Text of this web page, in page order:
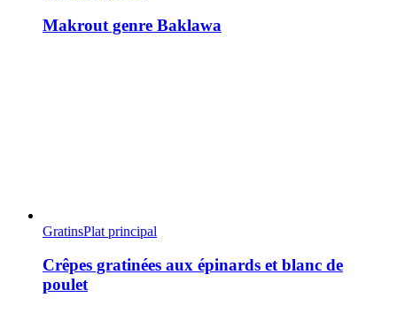
Makrout genre Baklawa
GratinsPlat principal
Crêpes gratinées aux épinards et blanc de
poulet